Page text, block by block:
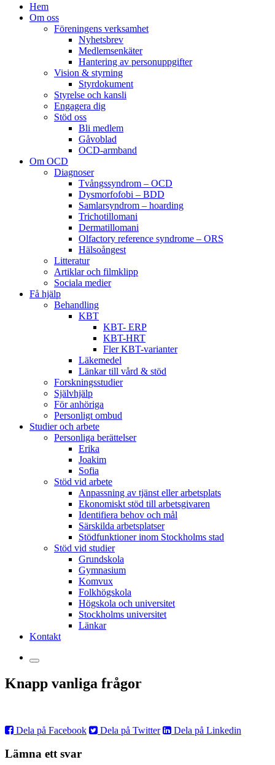
Hem
Om oss
Föreningens verksamhet
Nyhetsbrev
Medlemsenkäter
Hantering av personuppgifter
Vision & styrning
Styrdokument
Styrelse och kansli
Engagera dig
Stöd oss
Bli medlem
Gåvoblad
OCD-armband
Om OCD
Diagnoser
Tvångssyndrom – OCD
Dysmorfofobi – BDD
Samlarsyndrom – hoarding
Trichotillomani
Dermatillomani
Olfactory reference syndrome – ORS
Hälsoångest
Litteratur
Artiklar och filmklipp
Sociala medier
Få hjälp
Behandling
KBT
KBT- ERP
KBT-HRT
Fler KBT-varianter
Läkemedel
Länkar till vård & stöd
Forskningsstudier
Självhjälp
För anhöriga
Personligt ombud
Studier och arbete
Personliga berättelser
Erika
Joakim
Sofia
Stöd vid arbete
Anpassning av tjänst eller arbetsplats
Ekonomiskt stöd till arbetsgivaren
Identifiera behov och mål
Särskilda arbetsplatser
Stödfunktioner inom Stockholms stad
Stöd vid studier
Grundskola
Gymnasium
Komvux
Folkhögskola
Högskola och universitet
Stockholms universitet
Länkar
Kontakt
Knapp vanliga frågor
Dela på Facebook Dela på Twitter Dela på Linkedin
Lämna ett svar